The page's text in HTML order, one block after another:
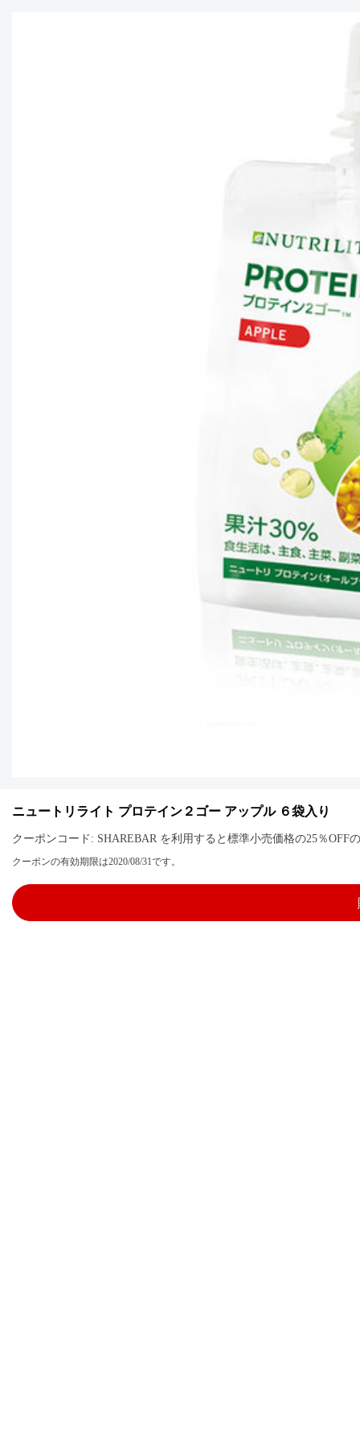
ニュートリライト プロテイン２ゴー アップル ６袋入り
クーポンコード: SHAREBAR を利用すると標準小売価格の25％OFF
クーポンの有効期限は2020/08/31です。